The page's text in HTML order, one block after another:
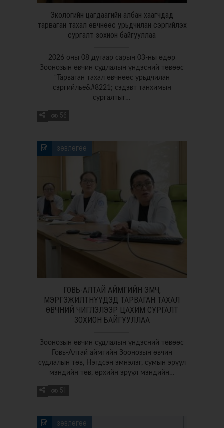
Экологийн цагдаагийн албан хаагчдад
тарваган тахал өвчнөөс урьдчилан сэргийлэх
сургалт зохион байгууллаа
2026 оны 08 дугаар сарын 03-ны өдөр
Зоонозын өвчин судлалын үндэсний төвөөс
“Тарваган тахал өвчнөөс урьдчилан
сэргийлье&#8221; сэдэвт танхимын
сургалтыг…
56
ЗӨВЛӨГӨӨ
ГОВЬ-АЛТАЙ АЙМГИЙН ЭМЧ,
МЭРГЭЖИЛТНҮҮДЭД ТАРВАГАН ТАХАЛ
ӨВЧНИЙ ЧИГЛЭЛЭЭР ЦАХИМ СУРГАЛТ
ЗОХИОН БАЙГУУЛЛАА
Зоонозын өвчин судлалын үндэсний төвөөс
Говь-Алтай аймгийн Зоонозын өвчин
судлалын төв, Нэгдсэн эмнэлэг, сумын эрүүл
мэндийн төв, өрхийн эрүүл мэндийн…
51
ЗӨВЛӨГӨӨ